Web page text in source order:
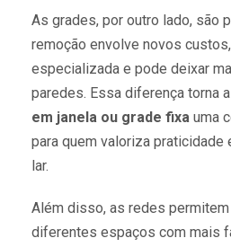
As grades, por outro lado, são
remoção envolve novos
especializada e pode deixar
paredes. Essa diferença torna a
em janela ou grade fixa uma
para quem valoriza praticidade
lar.
Além disso, as redes
diferentes espaços com mais